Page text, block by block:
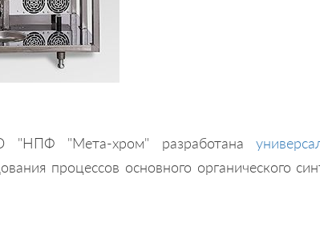
"НПФ "Мета-хром" разработана
процессов основного органического